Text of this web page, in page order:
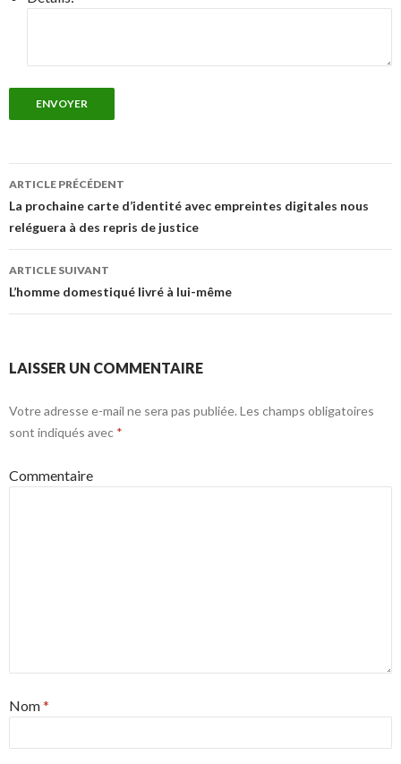
ENVOYER
Navigation
des
articles
ARTICLE PRÉCÉDENT
La prochaine carte d’identité avec empreintes digitales nous
reléguera à des repris de justice
ARTICLE SUIVANT
L’homme domestiqué livré à lui-même
LAISSER UN COMMENTAIRE
Votre adresse e-mail ne sera pas publiée. Les champs obligatoires
sont indiqués avec *
Commentaire
Nom*